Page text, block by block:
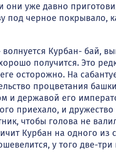
уже давно
под черное покрывало,
Курбан- бай,
получится. Это
осторожно. На
процветания
и державой его
приехало, и
чтобы голова не
Курбан на одного из
у того две-три